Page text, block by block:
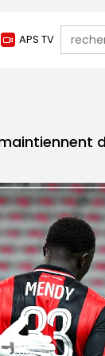
APS TV
Search
for: